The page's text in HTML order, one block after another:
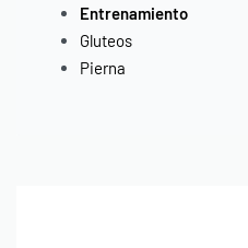
Entrenamiento
Gluteos
Pierna